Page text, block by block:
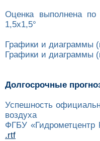
Оценка выполнена по
1,5x1,5°
Графики и диаграммы
Графики и диаграммы
Долгосрочные
Успешность
воздуха
ФГБУ
.rtf